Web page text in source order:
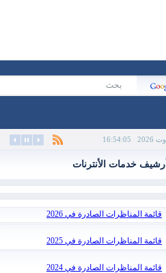
16:54:05
أرشيف خدمات الأنترنات
قائمة المناظرات الصادرة في 2026
قائمة المناظرات الصادرة في 2025
قائمة المناظرات الصادرة في 2024